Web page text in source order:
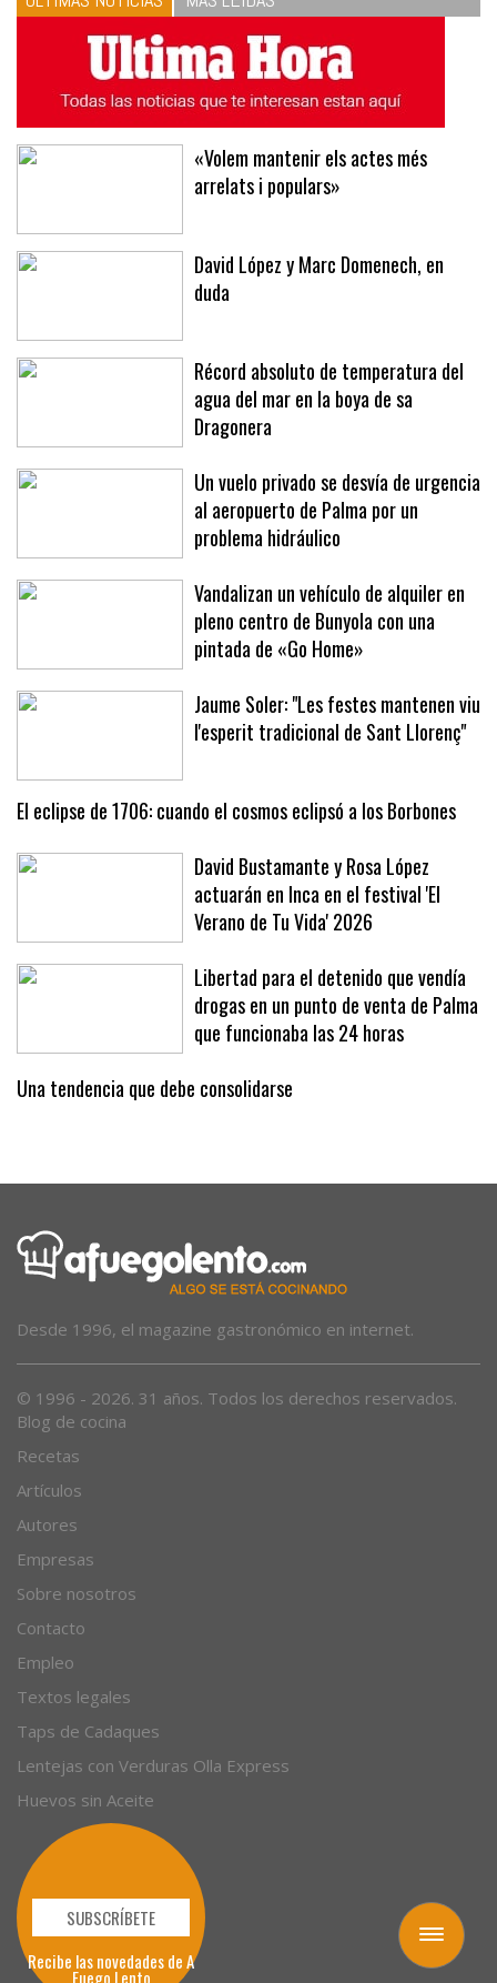
Toggle
navigation
ÚLTIMAS NOTICIAS MÁS LEÍDAS
«Volem mantenir els actes més
David López y Marc Domenech, en
Récord absoluto de temperatura del
agua del mar en la boya de sa
Dragonera
Un vuelo privado se desvía de urgencia
al aeropuerto de Palma por un
problema hidráulico
Vandalizan un vehículo de alquiler en
pleno centro de Bunyola con una
pintada de «Go Home»
Jaume Soler: "Les festes mantenen viu
El eclipse de 1706: cuando el cosmos eclipsó a los Borbones
David Bustamante y Rosa López
actuarán en Inca en el festival 'El
Verano de Tu Vida' 2026
Libertad para el detenido que vendía
drogas en un punto de venta de Palma
que funcionaba las 24 horas
Blog de cocina
Recetas
Artículos
Autores
Empresas
Sobre nosotros
Contacto
Empleo
Textos legales
Taps de Cadaques
Lentejas con Verduras Olla Express
Huevos sin Aceite
SUBSCRÍBETE